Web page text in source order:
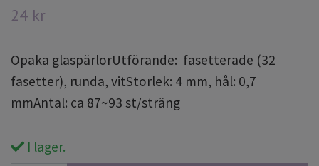
24 kr
Opaka glaspärlorUtförande: fasetterade (32
fasetter), runda, vitStorlek: 4 mm, hål: 0,7
mmAntal: ca 87~93 st/sträng
I lager.